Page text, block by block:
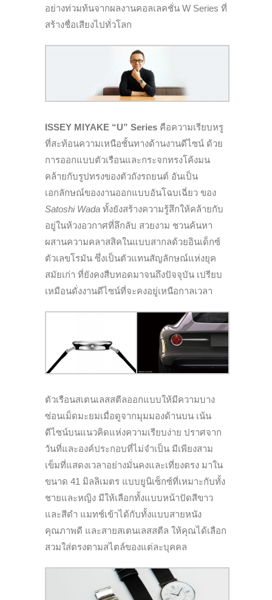
อย่างท่วมท้นจากผลงานคอลเลคชั่น W Series ที่
สร้างชื่อเสียงไปทั่วโลก
ISSEY MIYAKE “U” Series คือความเรียบหรู
ที่สะท้อนความเหนือชั้นทางด้านงานดีไซน์ ด้วย
การออกแบบตัวเรือนและกระจกทรงโค้งมน
คล้ายกับรูปทรงของตัวถังรถยนต์ อันเป็น
เอกลักษณ์ของงานออกแบบอันโฉบเฉี่ยว ของ
Satoshi Wada ทั้งยังสร้างความรู้สึกให้คล้ายกับ
อยู่ในห้วงอวกาศที่ลึกลับ สวยงาม ชวนค้นหา
ผสานความคลาสสิคในแบบสากลด้วยอินเด็กซ์
ตัวเลขโรมัน ซึ่งเป็นตัวแทนสัญลักษณ์แห่งยุค
สมัยเก่า ที่ยังคงสืบทอดมาจนถึงปัจจุบัน เปรียบ
เหมือนดั่งงานดีไซน์ที่จะคงอยู่เหนือกาลเวลา
ตัวเรือนสเตนเลสสตีลออกแบบให้มีความบาง
ซ่อนเม็ดมะยมเมื่อดูจากมุมมองด้านบน เน้น
ดีไซน์บนแนวคิดแห่งความเรียบง่าย ปราศจาก
วันที่และองค์ประกอบที่ไม่จำเป็น มีเพียงสาม
เข็มที่แสดงเวลาอย่างมั่นคงและเที่ยงตรง มาใน
ขนาด 41 มิลลิเมตร แบบยูนิเซ็กซ์ที่เหมาะกับทั้ง
ชายและหญิง มีให้เลือกทั้งแบบหน้าปัดสีขาว
และสีดำ แมทช์เข้าได้กับทั้งแบบสายหนัง
คุณภาพดี และสายสเตนเลสสตีล ให้คุณได้เลือก
สวมใส่ตรงตามสไตล์ของแต่ละบุคคล